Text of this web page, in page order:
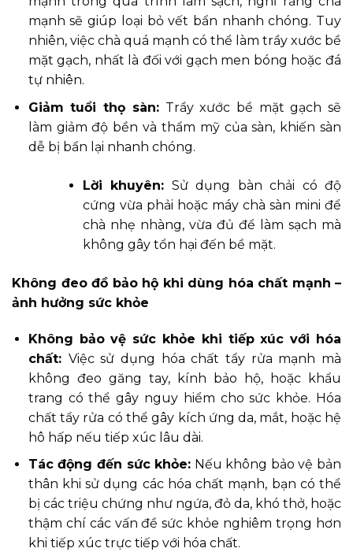
mạnh sẽ giúp loại bỏ vết bẩn nhanh chóng. Tuy
nhiên, việc chà quá mạnh có thể làm trầy xước bề
mặt gạch, nhất là đối với gạch men bóng hoặc đá
tự nhiên.
Giảm tuổi thọ sàn:Trầy xước bề mặt gạch sẽ
làm giảm độ bền và thẩm mỹ của sàn, khiến sàn
dễ bị bẩn lại nhanh chóng.
Lời khuyên: Sử dụng bàn chải có độ
cứng vừa phải hoặc máy chà sàn mini để
chà nhẹ nhàng, vừa đủ để làm sạch mà
không gây tổn hại đến bề mặt.
Không đeo đồ bảo hộ khi dùng hóa chất mạnh –
ảnh hưởng sức khỏe
Không bảo vệ sức khỏe khi tiếp xúc với hóa
chất: Việc sử dụng hóa chất tẩy rửa mạnh mà
không đeo găng tay, kính bảo hộ, hoặc khẩu
trang có thể gây nguy hiểm cho sức khỏe. Hóa
chất tẩy rửa có thể gây kích ứng da, mắt, hoặc hệ
hô hấp nếu tiếp xúc lâu dài.
Tác động đến sức khỏe: Nếu không bảo vệ bản
thân khi sử dụng các hóa chất mạnh, bạn có thể
bị các triệu chứng như ngứa, đỏ da, khó thở, hoặc
thậm chí các vấn đề sức khỏe nghiêm trọng hơn
khi tiếp xúc trực tiếp với hóa chất.